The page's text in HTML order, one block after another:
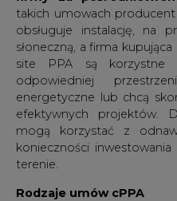
takich umowach
obsługuje instalację, na
słoneczną, a firma
site PPA są
odpowiedniej
energetyczne lub chcą
efektywnych projektów.
mogą korzystać z
konieczności
terenie.
Rodzaje umów cPPA